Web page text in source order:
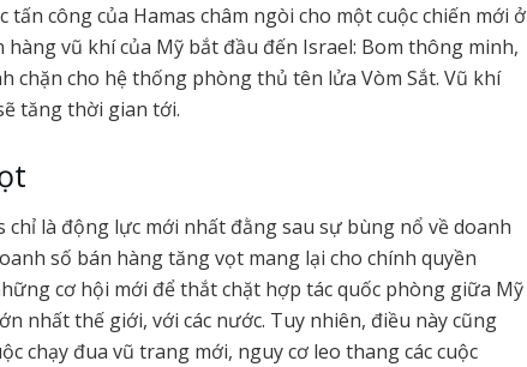
tấn công của Hamas châm ngòi cho một cuộc chiến mới ở
hàng vũ khí của Mỹ bắt đầu đến Israel: Bom thông minh,
chặn cho hệ thống phòng thủ tên lửa Vòm Sắt. Vũ khí
tăng thời gian tới.
chỉ là động lực mới nhất đằng sau sự bùng nổ về doanh
số bán hàng tăng vọt mang lại cho chính quyền
cơ hội mới để thắt chặt hợp tác quốc phòng giữa Mỹ
nhất thế giới, với các nước. Tuy nhiên, điều này cũng
chạy đua vũ trang mới, nguy cơ leo thang các cuộc